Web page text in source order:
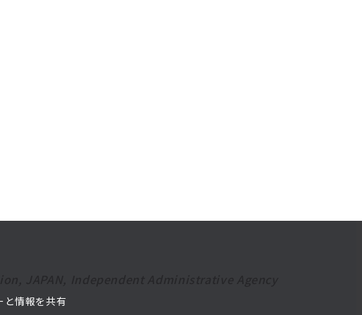
と情報を共有
JAPAN, Independent Administrative Agency